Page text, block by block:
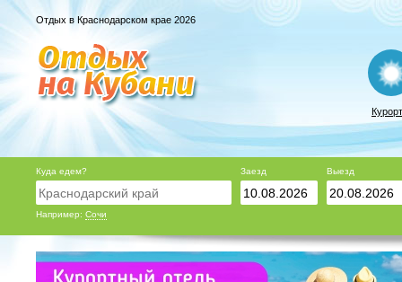
Отдых в Краснодарском крае 2026
Куда едем?
Например: Сочи
Заезд Выезд